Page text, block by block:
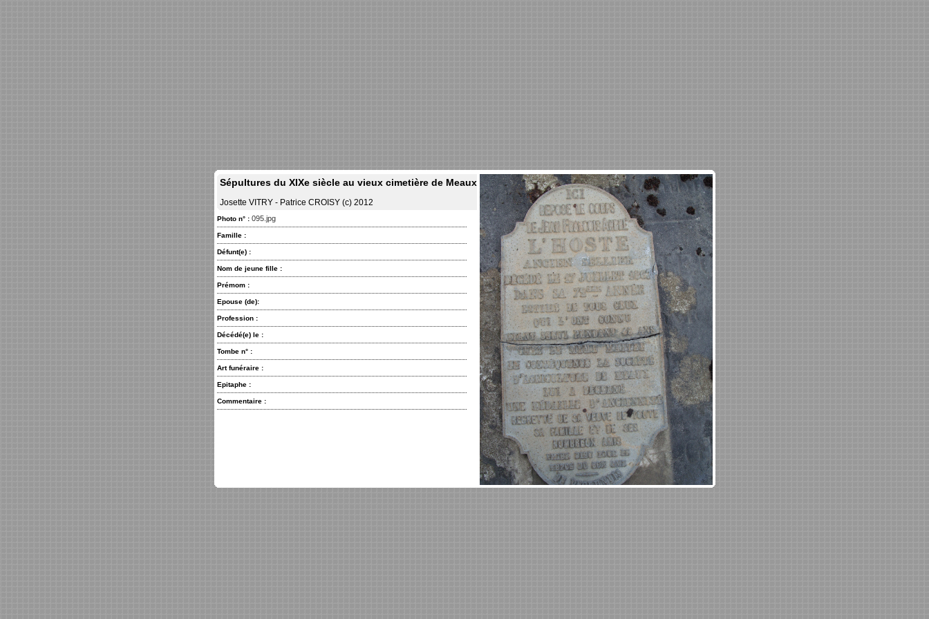
Sépultures du XIXe siècle au vieux cimetière de Meaux
Josette VITRY - Patrice CROISY (c) 2012
Photo n° : 095.jpg
Famille :
Défunt(e) :
Nom de jeune fille :
Prémom :
Epouse (de):
Profession :
Décédé(e) le :
Tombe n° :
Art funéraire :
Epitaphe :
Commentaire :